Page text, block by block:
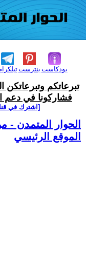
بنترست بودكاست
تبرعاتكم وتبرعاتكن
فشاركونا في دعم
[اشترك في
الحوار المتمدن -
الموقع الرئيسي